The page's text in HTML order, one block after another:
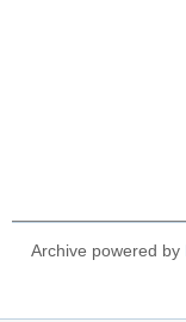
Archive powered by